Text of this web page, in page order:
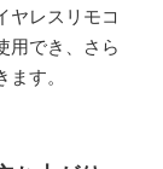
ヤレスリモコ
用でき、さら
す。